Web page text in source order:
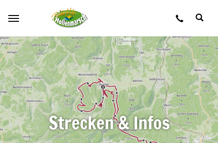
Strecken & Infos